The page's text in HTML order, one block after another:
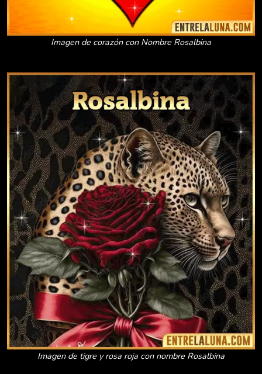
Imagen de corazón con Nombre Rosalbina
Imagen de tigre y rosa roja con nombre Rosalbina